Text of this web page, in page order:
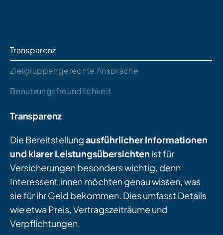
Transparenz
Zielgruppengerechte Ansprache
Benutzungsfreundlichkeit
Transparenz
Die Bereitstellungausführlicher Informationen
und klarer Leistungsübersichten ist für
Versicherungen besonders wichtig, denn
Interessent:innen möchten genau wissen, was
sie für ihr Geld bekommen. Dies umfasst Details
wie etwa Preis, Vertragszeiträume und
Verpflichtungen.